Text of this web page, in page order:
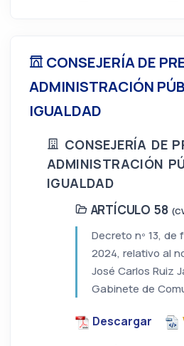
CONSEJERÍA DE
ADMINISTRACIÓN
IGUALDAD
CONSEJERÍA DE
ADMINISTRACIÓN
IGUALDAD
ARTÍCULO 58
Decreto nº 13, de
2024, relativo al
José Carlos Ruiz
Gabinete de
Descargar